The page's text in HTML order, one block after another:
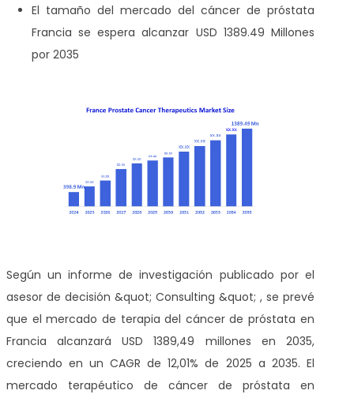
El tamaño del mercado del cáncer de próstata
Francia se espera alcanzar USD 1389.49 Millones
por 2035
Según un informe de investigación publicado por el
asesor de decisión &quot; Consulting &quot; , se prevé
que el mercado de terapia del cáncer de próstata en
Francia alcanzará USD 1389,49 millones en 2035,
creciendo en un CAGR de 12,01% de 2025 a 2035. El
mercado terapéutico de cáncer de próstata en